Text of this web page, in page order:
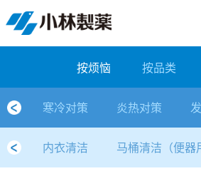
至
按烦恼 按品类
寒冷对策 炎热对策
内衣清洁 马桶清洁（便器
公司简介
董事长寄语
独特的企业模式
公司概要
产品展示
按品类
按品牌
按烦恼
炎热对策
发热对策
家庭清洁
寒冷对策
暖手暖脚
生理期
舒缓
炎热对策
发热对策
家庭清洁
马桶清洁（便器用）
排水管清洁
水壶/水杯清洁
厕所/马桶异味
厕所消臭
即时消臭
无味消臭
房间异味·芳香
宠物消臭
无味消臭
运动鞋消臭
管道异味·清洁
管道异味·清洁
清洁消毒
口腔消毒
清洁纸
口腔护理
其他烦恼
按品类
退热贴
芳香·消臭剂
个人护理
暖手暖脚系列
生理期系列
舒缓系列
退热贴
儿童用
成人用
家庭用
芳香·消臭剂
房间用
宠物用
厨房用
个人护理
清凉降温
安睡
随身清洁
洗净用品
管道清洁
家居用品清洁
消毒品
口腔消毒
口腔护理
按品牌
无香空间
洗净丸
洗净中
Sawaday小林消臭元
新闻中心
2025
2024
2023